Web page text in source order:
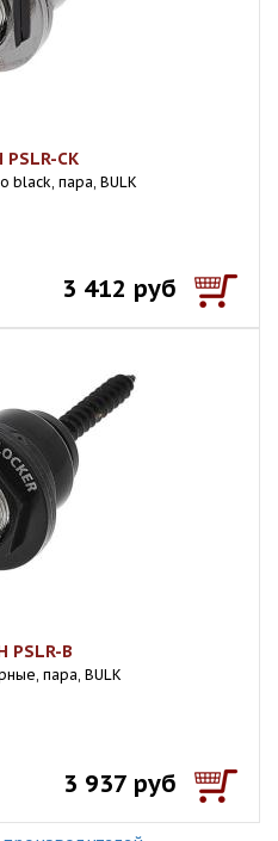
PSLR-CK
black, пара, BULK
3 412 руб
PSLR-B
пара, BULK
3 937 руб